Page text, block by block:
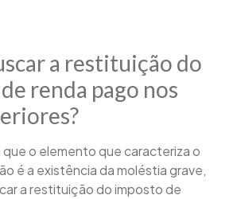
a restituição do
renda pago nos
o elemento que caracteriza o
é a existência da moléstia grave,
a restituição do imposto de